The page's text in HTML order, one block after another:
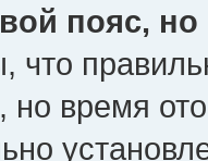
пояс,
но время